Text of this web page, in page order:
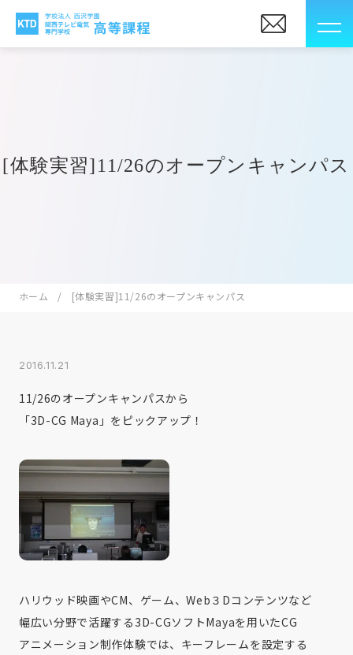
[体験実習]11/26のオープンキャンパス
ホーム [体験実習]11/26のオープンキャンパス
2016.11.21
11/26のオープンキャンパスから
「3D-CG Maya」をピックアップ！
ハリウッド映画やCM、ゲーム、Web３Dコンテンツなど
幅広い分野で活躍する3D-CGソフトMayaを用いたCG
アニメーション制作体験では、キーフレームを設定する